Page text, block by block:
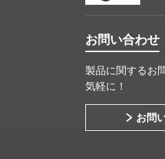
お問い合わせ
製品に関するお
気軽に！
お問